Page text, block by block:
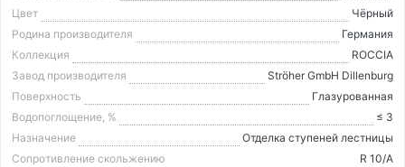
Цвет
Чёрный
Родина производителя
Германия
Коллекция
ROCCIA
Завод производителя
Ströher GmbH Dillenburg
Поверхность
Глазурованная
Водопоглощение, %
≤ 3
Назначение
Отделка ступеней лестницы
Сопротивление скольжению
R 10/A